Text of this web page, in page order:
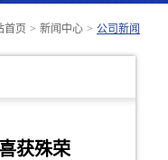
首页 > 新闻中心 > 公司新闻
获殊荣